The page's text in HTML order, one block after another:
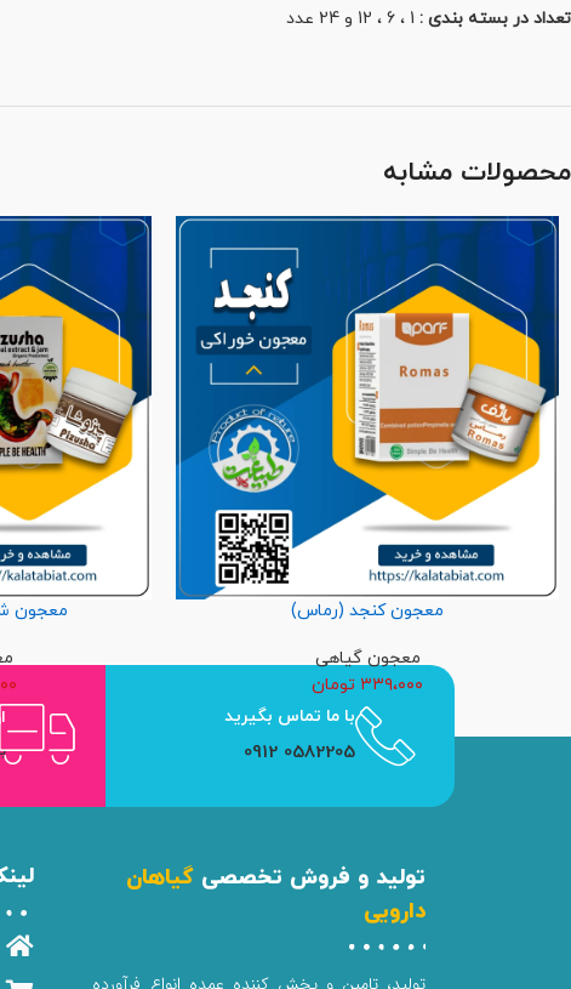
تعداد در بسته بندی :
محصولات مشابه
معجون کنجد (رماس)
معجون گیاهی
۳۳۹،۰۰۰ تومان
معجون
با ما تماس بگیرید
0582205 0912
تولید و فروش تخصصی گیاهان
دارویی